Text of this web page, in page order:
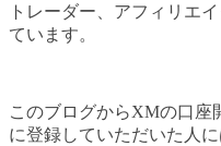
トレーダー、アフィリエ
ています。
このブログからXMの口座
に登録していただいた人